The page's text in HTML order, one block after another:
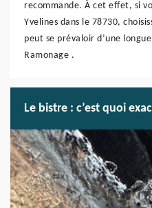
recommande. À cet effet, si
Yvelines dans le 78730,
peut se prévaloir d’une
Ramonage .
Le bistre : c’est quoi